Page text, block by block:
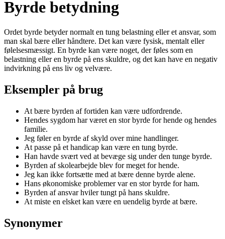
Byrde betydning
Ordet byrde betyder normalt en tung belastning eller et ansvar, som
man skal bære eller håndtere. Det kan være fysisk, mentalt eller
følelsesmæssigt. En byrde kan være noget, der føles som en
belastning eller en byrde på ens skuldre, og det kan have en negativ
indvirkning på ens liv og velvære.
Eksempler på brug
At bære byrden af fortiden kan være udfordrende.
Hendes sygdom har været en stor byrde for hende og hendes
familie.
Jeg føler en byrde af skyld over mine handlinger.
At passe på et handicap kan være en tung byrde.
Han havde svært ved at bevæge sig under den tunge byrde.
Byrden af skolearbejde blev for meget for hende.
Jeg kan ikke fortsætte med at bære denne byrde alene.
Hans økonomiske problemer var en stor byrde for ham.
Byrden af ansvar hviler tungt på hans skuldre.
At miste en elsket kan være en uendelig byrde at bære.
Synonymer